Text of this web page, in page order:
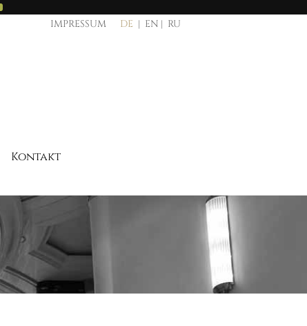
IMPRESSUM DE EN RU
Kontakt